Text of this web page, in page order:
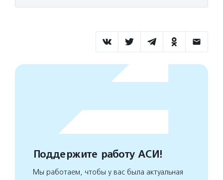
Поддержите работу АСИ!
Мы работаем, чтобы у вас была актуальная